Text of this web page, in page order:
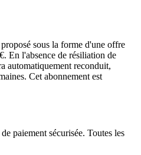
sous la forme d'une offre
En l'absence de résiliation de
automatiquement reconduit,
Cet abonnement est
paiement sécurisée. Toutes les